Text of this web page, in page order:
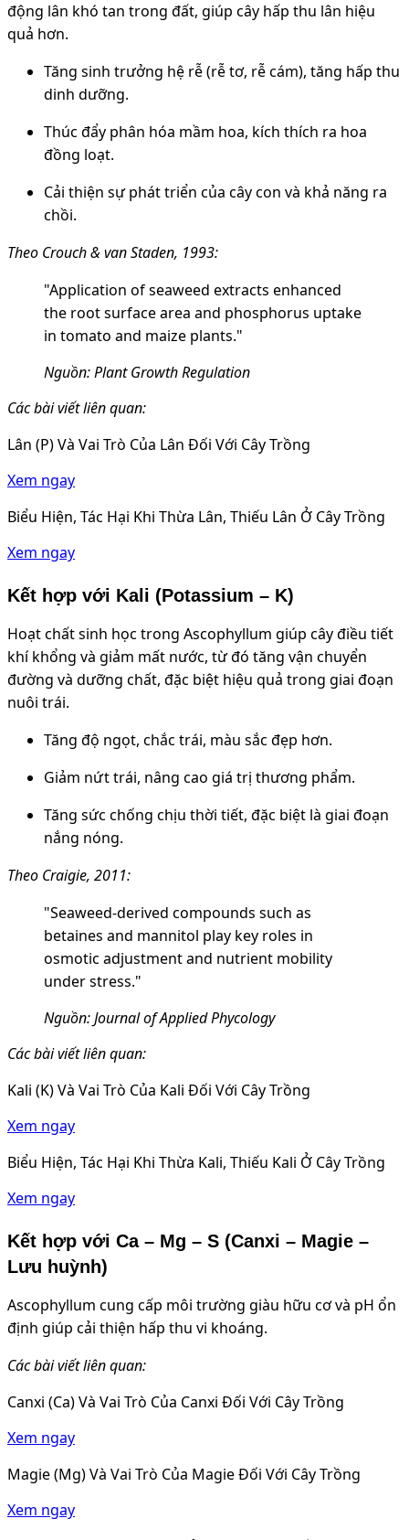
động lân khó tan trong đất, giúp cây hấp thu lân hiệu
quả hơn.
Tăng sinh trưởng hệ rễ (rễ tơ, rễ cám), tăng hấp thu
dinh dưỡng.
Thúc đẩy phân hóa mầm hoa, kích thích ra hoa
đồng loạt.
Cải thiện sự phát triển của cây con và khả năng ra
chồi.
Theo Crouch & van Staden, 1993:
"Application of seaweed extracts enhanced
the root surface area and phosphorus uptake
in tomato and maize plants."
Nguồn: Plant Growth Regulation
Các bài viết liên quan:
Lân (P) Và Vai Trò Của Lân Đối Với Cây Trồng
Xem ngay
Biểu Hiện, Tác Hại Khi Thừa Lân, Thiếu Lân Ở Cây Trồng
Xem ngay
Kết hợp với Kali (Potassium – K)
Hoạt chất sinh học trong Ascophyllum giúp cây điều tiết
khí khổng và giảm mất nước, từ đó tăng vận chuyển
đường và dưỡng chất, đặc biệt hiệu quả trong giai đoạn
nuôi trái.
Tăng độ ngọt, chắc trái, màu sắc đẹp hơn.
Giảm nứt trái, nâng cao giá trị thương phẩm.
Tăng sức chống chịu thời tiết, đặc biệt là giai đoạn
nắng nóng.
Theo Craigie, 2011:
"Seaweed-derived compounds such as
betaines and mannitol play key roles in
osmotic adjustment and nutrient mobility
under stress."
Nguồn: Journal of Applied Phycology
Các bài viết liên quan:
Kali (K) Và Vai Trò Của Kali Đối Với Cây Trồng
Xem ngay
Biểu Hiện, Tác Hại Khi Thừa Kali, Thiếu Kali Ở Cây Trồng
Xem ngay
Kết hợp với Ca – Mg – S (Canxi – Magie –
Lưu huỳnh)
Ascophyllum cung cấp môi trường giàu hữu cơ và pH ổn
định giúp cải thiện hấp thu vi khoáng.
Các bài viết liên quan:
Canxi (Ca) Và Vai Trò Của Canxi Đối Với Cây Trồng
Xem ngay
Magie (Mg) Và Vai Trò Của Magie Đối Với Cây Trồng
Xem ngay